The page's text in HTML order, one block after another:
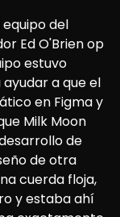
del
Ed O'Brien op
estuvo
a que el
en Figma y
Milk Moon
de
de otra
cuerda floja,
y estaba ahí